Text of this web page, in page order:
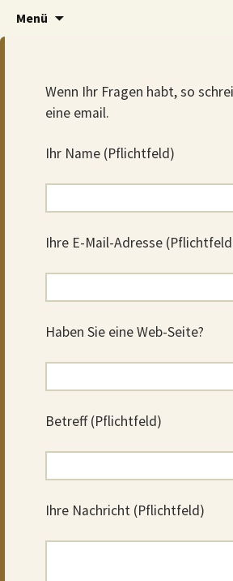
DOMHAN
Der Pub auf dem Ölberg
Menü
Wenn Ihr Fragen habt, so
eine email.
Bitte lasse dieses Feld leer.
Ihr Name (Pflichtfeld)
Ihre E-Mail-Adresse
Haben Sie eine Web-Seite?
Betreff (Pflichtfeld)
Ihre Nachricht (Pflichtfeld)